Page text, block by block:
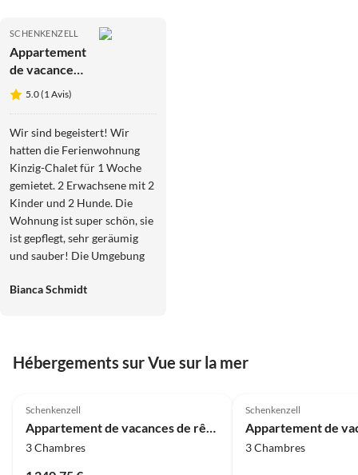
SCHENKENZELL
Appartement
de vacances
Appartement
de vacances
Kinzig-
Chalet
5.0 (1 Avis)
Wir sind begeistert! Wir
hatten die Ferienwohnung
Kinzig-Chalet für 1 Woche
gemietet. 2 Erwachsene mit 2
Kinder und 2 Hunde. Die
Wohnung ist super schön, sie
ist gepflegt, sehr geräumig
und sauber! Die Umgebung
Menschen vorort sowie der
dieser wunderschönen
gewandert und haben im
Restaurant Schenkenburg
lecker gegessen. Besonders
Bianca Schmidt
Hébergements sur Vue sur la mer
Schenkenzell
3 Chambres
Schenkenzell
3 Chambres